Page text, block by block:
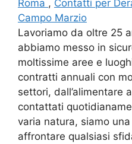
Roma , Contatti per
Campo Marzio
Lavoriamo da oltre 25
abbiamo messo in
moltissime aree e
contratti annuali con
settori, dall’alimentare
contattati
varia natura, siamo
affrontare qualsiasi